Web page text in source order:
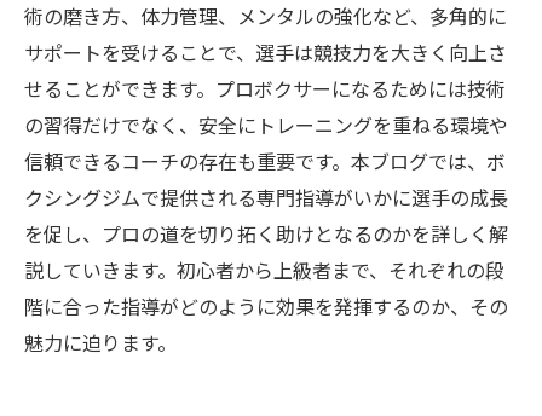
術の磨き方、体力管理、メンタルの強化など、多角的に
サポートを受けることで、選手は競技力を大きく向上さ
せることができます。プロボクサーになるためには技術
の習得だけでなく、安全にトレーニングを重ねる環境や
信頼できるコーチの存在も重要です。本ブログでは、ボ
クシングジムで提供される専門指導がいかに選手の成長
を促し、プロの道を切り拓く助けとなるのかを詳しく解
説していきます。初心者から上級者まで、それぞれの段
階に合った指導がどのように効果を発揮するのか、その
魅力に迫ります。